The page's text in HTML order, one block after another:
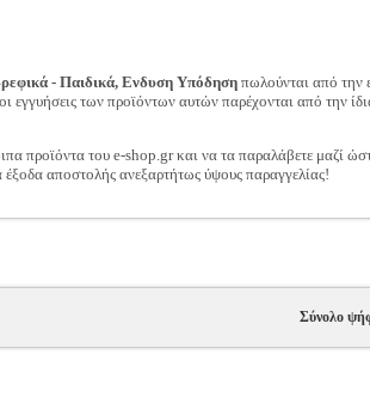
- Παιδικά, Ενδυση Υπόδηση πωλούνται από την
εγγυήσεις των προϊόντων αυτών παρέχονται από την
προϊόντα του e-shop.gr και να τα παραλάβετε μαζί
αποστολής ανεξαρτήτως ύψους παραγγελίας!
Σύνολο